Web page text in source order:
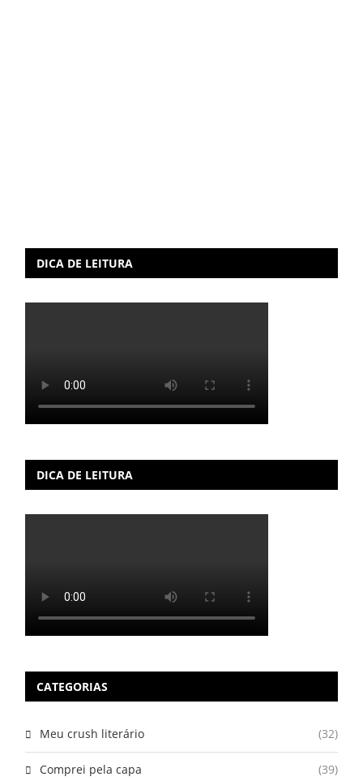
DICA DE LEITURA
DICA DE LEITURA
CATEGORIAS
Meu crush literário (32)
Comprei pela capa (39)